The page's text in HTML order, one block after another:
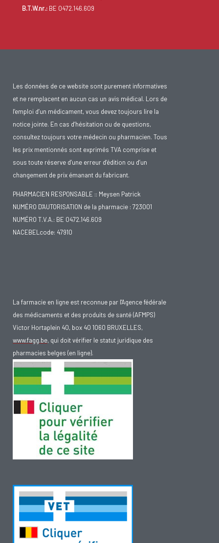
B.T.W.nr.:BE 0472.146.609
Les données de ce website sont purement informatives
et ne remplacent en aucun cas un avis médical. Lors de
l’emploi d’un médicament, vous devez toujours lire la
notice jointe. En cas d’hésitation ou de questions,
consultez toujours votre médecin ou pharmacien. Tous
les prix mentionnés sont exprimés TVA comprise et
sous toute réserve d’une erreur d’édition ou d’un
changement de prix émanant du fabricant.
PHARMACIEN RESPONSABLE :: Meysen Patrick
NUMÉRO D'AUTORISATION de la pharmacie : 723001
NUMÉRO T.V.A.: BE 0472.146.609
NACEBELcode: 47910
La farmacie en ligne est reconnue par l'Agence fédérale
des médicaments et des produits de santé (AFMPS)
Victor Hortaplein 40, box 40 1060 BRUXELLES,
www.fagg.be, qui doit vérifier le statut juridique des
pharmacies belges (en ligne).